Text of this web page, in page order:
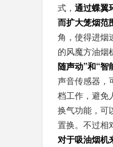
式， 通过蝶翼
而扩大笼烟范
角，使得进烟
的风魔方油烟
随声动”和“智
声音传感器，
档工作，避免
换气功能，可
置换。不过相
对于吸油烟机